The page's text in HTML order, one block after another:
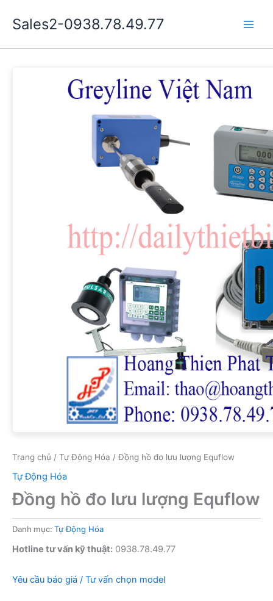
dung
Sales2-0938.78.49.77
Trang chủ / Tự Động Hóa / Đồng hồ đo lưu lượng Equflow
Tự Động Hóa
Đồng hồ đo lưu lượng Equflow
Danh mục: Tự Động Hóa
Hotline tư vấn kỹ thuật: 0938.78.49.77
Yêu cầu báo giá / Tư vấn chọn model